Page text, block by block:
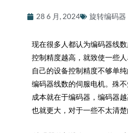
28 6 月, 2024 旋转编码器
现在很多人都认为编码器线
控制精度越高，就致使一些
自己的设备控制精度不够单
编码器线数的伺服电机。殊
成本就在于编码器，编码器
也就更大，对于一些不太清楚